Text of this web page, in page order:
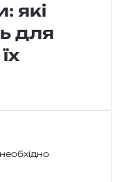
які
для